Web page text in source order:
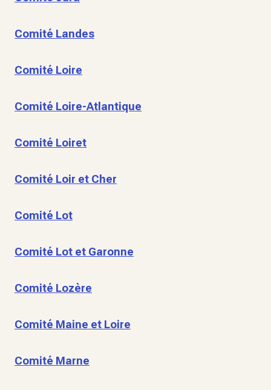
Comité Landes
Comité Loire
Comité Loire-Atlantique
Comité Loiret
Comité Loir et Cher
Comité Lot
Comité Lot et Garonne
Comité Lozère
Comité Maine et Loire
Comité Marne